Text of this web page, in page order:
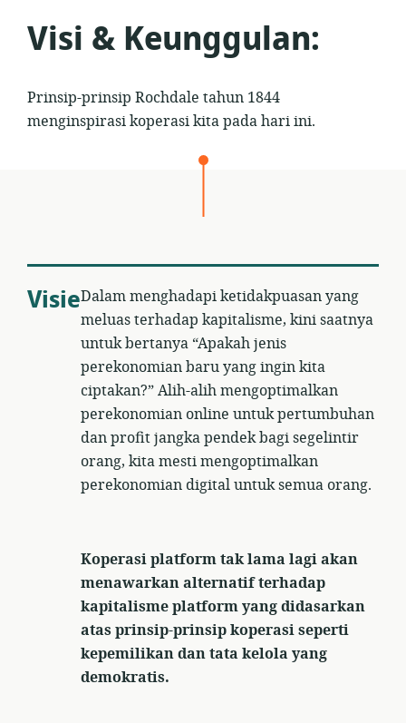
Visi & Keunggulan:
Prinsip-prinsip Rochdale tahun 1844
menginspirasi koperasi kita pada hari ini.
VisieDalam menghadapi ketidakpuasan yang
meluas terhadap kapitalisme, kini saatnya
untuk bertanya “Apakah jenis
perekonomian baru yang ingin kita
ciptakan?” Alih-alih mengoptimalkan
perekonomian online untuk pertumbuhan
dan profit jangka pendek bagi segelintir
orang, kita mesti mengoptimalkan
perekonomian digital untuk semua orang.
Koperasi platform tak lama lagi akan
menawarkan alternatif terhadap
kapitalisme platform yang didasarkan
atas prinsip-prinsip koperasi seperti
kepemilikan dan tata kelola yang
demokratis.